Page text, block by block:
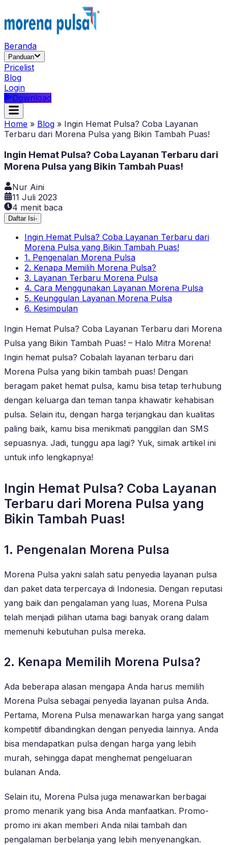
Beranda
Panduan
Pricelist
Blog
Login
Download
Home » Blog » Ingin Hemat Pulsa? Coba Layanan
Terbaru dari Morena Pulsa yang Bikin Tambah Puas!
Ingin Hemat Pulsa? Coba Layanan Terbaru dari
Morena Pulsa yang Bikin Tambah Puas!
Nur Aini
11 Juli 2023
4 menit baca
Daftar Isi-
Ingin Hemat Pulsa? Coba Layanan Terbaru dari
Morena Pulsa yang Bikin Tambah Puas!
1. Pengenalan Morena Pulsa
2. Kenapa Memilih Morena Pulsa?
3. Layanan Terbaru Morena Pulsa
4. Cara Menggunakan Layanan Morena Pulsa
5. Keunggulan Layanan Morena Pulsa
6. Kesimpulan
Ingin Hemat Pulsa? Coba Layanan Terbaru dari Morena
Pulsa yang Bikin Tambah Puas! – Halo Mitra Morena!
Ingin hemat pulsa? Cobalah layanan terbaru dari
Morena Pulsa yang bikin tambah puas! Dengan
beragam paket hemat pulsa, kamu bisa tetap terhubung
dengan keluarga dan teman tanpa khawatir kehabisan
pulsa. Selain itu, dengan harga terjangkau dan kualitas
paling baik, kamu bisa menikmati panggilan dan SMS
sepuasnya. Jadi, tunggu apa lagi? Yuk, simak artikel ini
untuk info lengkapnya!
Ingin Hemat Pulsa? Coba Layanan
Terbaru dari Morena Pulsa yang
Bikin Tambah Puas!
1. Pengenalan Morena Pulsa
Morena Pulsa yakni salah satu penyedia layanan pulsa
dan paket data terpercaya di Indonesia. Dengan reputasi
yang baik dan pengalaman yang luas, Morena Pulsa
telah menjadi pilihan utama bagi banyak orang dalam
memenuhi kebutuhan pulsa mereka.
2. Kenapa Memilih Morena Pulsa?
Ada beberapa alasan mengapa Anda harus memilih
Morena Pulsa sebagai penyedia layanan pulsa Anda.
Pertama, Morena Pulsa menawarkan harga yang sangat
kompetitif dibandingkan dengan penyedia lainnya. Anda
bisa mendapatkan pulsa dengan harga yang lebih
murah, sehingga dapat menghemat pengeluaran
bulanan Anda.
Selain itu, Morena Pulsa juga menawarkan berbagai
promo menarik yang bisa Anda manfaatkan. Promo-
promo ini akan memberi Anda nilai tambah dan
pengalaman berbelanja yang lebih menyenangkan.